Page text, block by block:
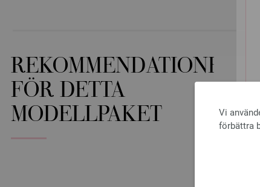
Vi
förbättra
REKOMMENDATIONER
FÖR DETTA
MODELLPAKET